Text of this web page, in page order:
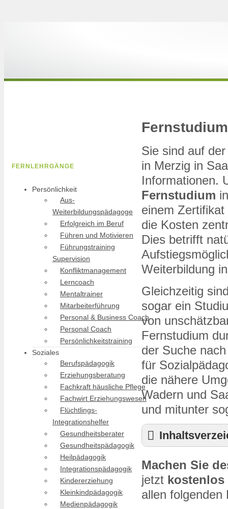
Sie sind auf
in Merzig in
Informationen.
Fernstudium
einem
die Kosten
Dies betrifft
Weiterbildung
Gleichzeitig
sogar ein
von
Fernstudium
der Suche
für
die nähere
Wadern und
und mitunter
Duales Studium
Sozialpädagogik
Machen Sie
jetzt kostenlos
allen folgenden
FERNLEHRGÄNGE
Persönlichkeit
Aus-
Weiterbildungspädagoge
Erfolgreich im Beruf
Führen und Motivieren
Führungstraining
Supervision
Konfliktmanagement
Lerncoach
Mentaltrainer
Mitarbeiterführung
Personal & Business Coach
Personal Coach
Persönlichkeitstraining
Soziales
Berufspädagogik
Erziehungsberatung
Fachkraft häusliche Pflege
Fachwirt Erziehungswesen
Flüchtlings-
Integrationshelfer
Gesundheitsberater
Gesundheitspädagogik
Heilpädagogik
Integrationspädagogik
Kindererziehung
Kleinkindpädagogik
Medienpädagogik